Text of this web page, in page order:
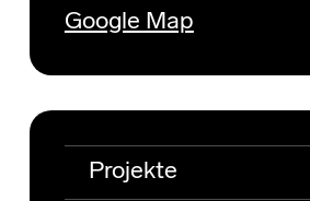
Google Map
Projekte